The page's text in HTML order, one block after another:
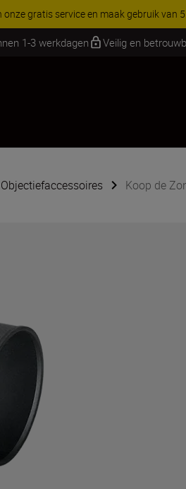
onze gratis service en maak gebruik van
1-3 werkdagen Veilig en
Objectiefaccessoires Koop de